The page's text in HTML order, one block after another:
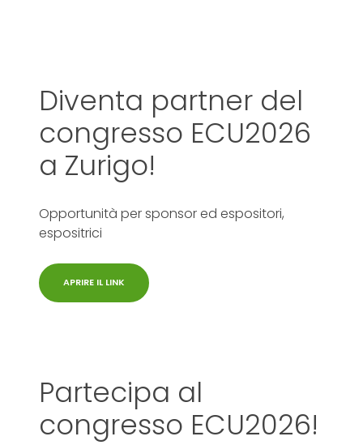
Diventa partner del
congresso ECU2026
a Zurigo!
Opportunità per sponsor ed espositori,
espositrici
APRIRE IL LINK
Partecipa al
congresso ECU2026!